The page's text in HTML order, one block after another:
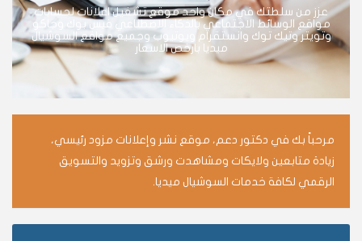
عزز من سلطتك في مكان واحد موقع تشغيل اعلانات لحسابات
مواقع الوسائط الاجتماعي بالذكاء الاصطناعي فيس بوك وجاكو
وتويتر وتيك توك وانستقرام ويوتيوب وجميع مواقع السوشيال
ميديا بارخص الاسعار
مرحباً بك في دكتور دعم، موقع نشر وإعلانات مزود رئيسي،
زيادة متابعين ولايكات ومشاهدت ورشق وتزويد والتسويق
الرقمي لكافة خدمات السوشيال ميديا.